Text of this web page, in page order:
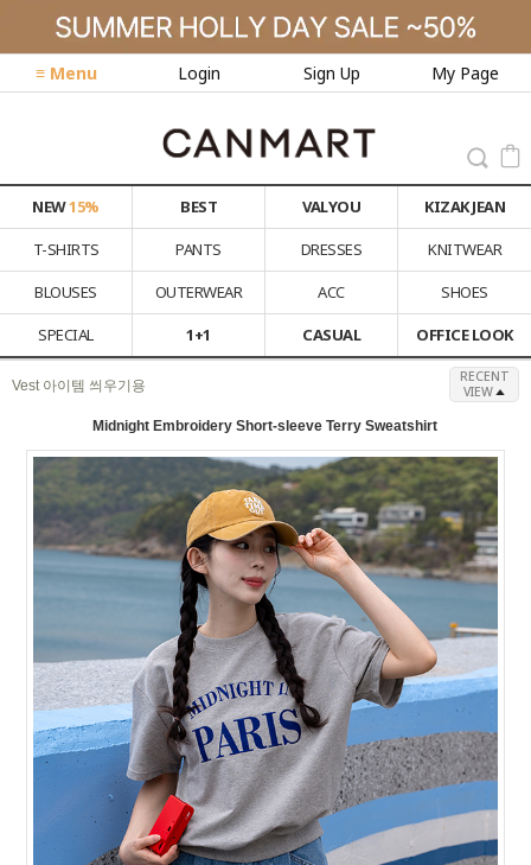
≡ Menu Login Sign Up My Page
NEW15% BEST VALYOU
KIZAK JEAN
T-SHIRTS
PANTS DRESSES
KNITWEAR
BLOUSES
OUTERWEAR ACC
SHOES
SPECIAL
1+1 CASUAL OFFICE LOOK
Vest 아이템 씌우기용
RECENT
VIEW
Midnight Embroidery Short-sleeve Terry Sweatshirt